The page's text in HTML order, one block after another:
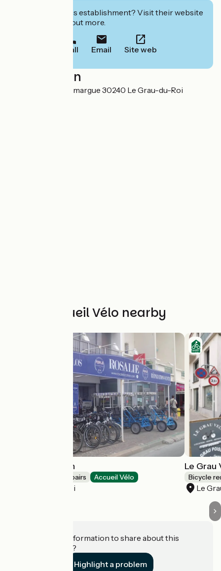
Interested in this establishment? Visit their website
to book or find out more.
Call Email Site web
Localisation
1169 avenue de Camargue 30240 Le Grau-du-Roi
Other Accueil Vélo nearby
Rosalie Location
Bicycle rentals/ repairs Accueil Vélo
Le Grau-du-Roi
Le Grau
Bicycle
Le
Do you have information to share about this
establishment?
Highlight a problem